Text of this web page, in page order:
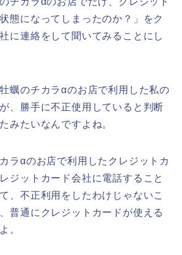
態になってしまったのか？」をク
に連絡をして聞いてみることにし
蠣のチカラαのお店で利用した私の
、勝手に不正使用していると判断
みたいなんですよね。
ラαのお店で利用したクレジットカ
ジットカード会社に電話すること
、不正利用をしたわけじゃないこ
普通にクレジットカードが使える
。